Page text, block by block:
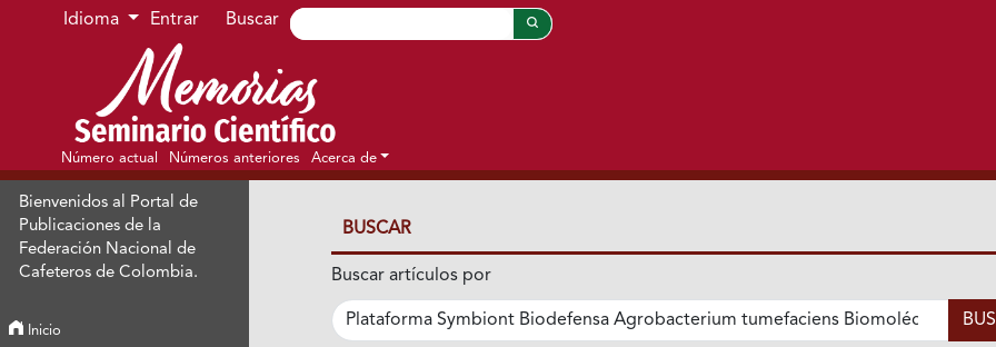
Ir al menú de navegación principal
Ir al contenido principal
Ir al pie de página del sitio
Idioma Entrar Buscar
Número actual Números anteriores Acerca de
Bienvenidos al Portal de
Publicaciones de la
Federación Nacional de
Cafeteros de Colombia.
Inicio
BUSCAR
Buscar artículos por